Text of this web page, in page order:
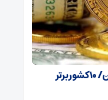
رقابت پنهان دولت‌ها بر سر بیت‌کوین/ ۱۰ کشور برتر